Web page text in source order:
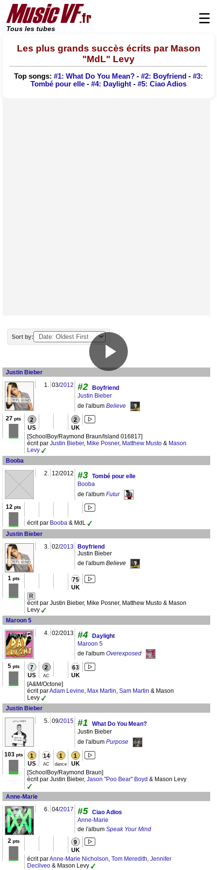
Tous les tubes
☰
Les plus grands succès écrits par Mason
"MdL" Levy
Top songs: #1: What Do You Mean? - #2: Boyfriend - #3:
Tombé pour elle - #4: Daylight - #5: Ciao Adios
Sort by:
Justin Bieber
1. 03/2012 #2
Boyfriend
Justin Bieber
de l'album Believe
27 pts 2
US
2
UK
[SchoolBoy/Raymond Braun/Island 016817]
écrit par Justin Bieber, Mike Posner, Matthew Musto & Mason
Levy
Booba
2. 12/2012 #3 Tombé pour elle
Booba
de l'album Futur
12 pts
écrit par Booba & MdL
Justin Bieber
3.
02/2013
Boyfriend
Justin Bieber
de l'album Believe
1 pts 75
UK
R
écrit par Justin Bieber, Mike Posner, Matthew Musto & Mason
Levy
Maroon 5
4.
02/2013 #4 Daylight
Maroon 5
de l'album Overexposed
5pts 7
US
2
AC
63
UK
[A&M/Octone]
écrit parAdam Levine, Max Martin, Sam Martin & Mason
Levy
Justin Bieber
5. 09/2015 #1
What Do You Mean?
Justin Bieber
de l'album Purpose
103pts 1
US
14
AC
1
dance
1
UK
[SchoolBoy/Raymond Braun]
écrit par Justin Bieber, Jason "Poo Bear" Boyd & Mason Levy
Anne-Marie
6. 04/2017 #5 Ciao Adios
Anne-Marie
de l'album Speak Your Mind
2pts 9
UK
écrit parAnne-Marie Nicholson, Tom Meredith, Jennifer
Decilveo & Mason Levy